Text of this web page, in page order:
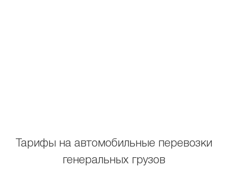
Тарифы на автомобильные перевозки
генеральных грузов